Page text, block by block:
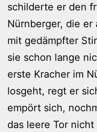
schilderte er den
Nürnberger, die er
mit gedämpfter
sie schon lange
erste Kracher im
losgeht, regt er
empört sich,
das leere Tor